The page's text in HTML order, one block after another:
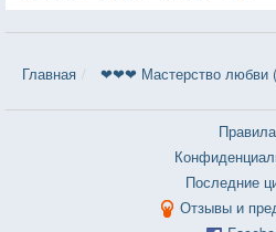
Главная ❤❤❤ Мастерство любви
Правила
Последние
Отзывы и